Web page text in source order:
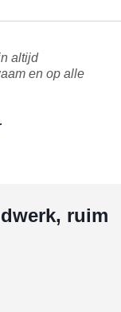
altijd
en op alle
ruim